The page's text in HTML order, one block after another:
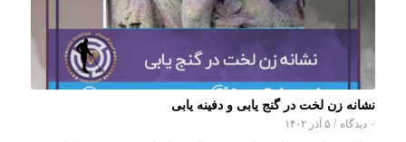
نشانه زن لخت در گنج یابی و دفینه یابی
۰ دیدگاه / ۵ آذر ۱۴۰۲